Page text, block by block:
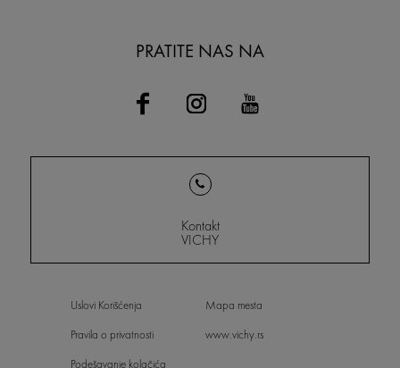
PRATITE NAS NA
Kontakt
VICHY
Uslovi Korišćenja
Pravila o privatnosti
Podešavanje kolačića
Mapa mesta
www.vichy.rs